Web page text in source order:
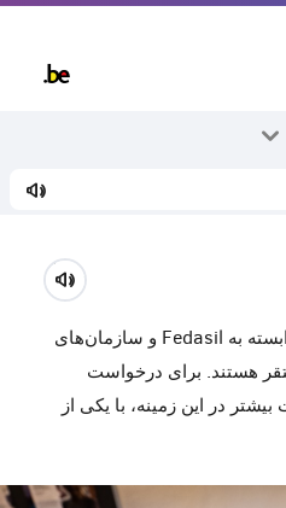
میزهای بازگشت داوطلبانه وابسته به Fedasil و سازمان‌های
هستند. برای درخواست
در این زمینه، با یکی از